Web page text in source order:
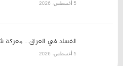
5 أغسطس، 2026
الفساد في العراق… معركة
5 أغسطس، 2026